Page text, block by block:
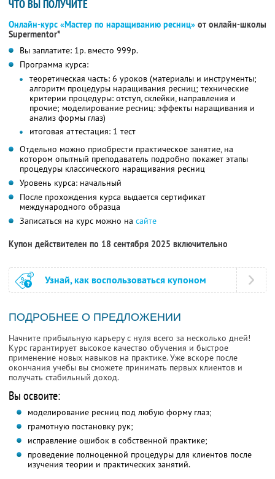
ЧТО ВЫ ПОЛУЧИТЕ
Онлайн-курс «Мастер по наращиванию ресниц» от онлайн-школы
Supermentor*
Вы заплатите: 1р. вместо 999р.
Программа курса:
теоретическая часть: 6 уроков (материалы и инструменты;
алгоритм процедуры наращивания ресниц; технические
критерии процедуры: отступ, склейки, направления и
прочие; моделирование ресниц: эффекты наращивания и
анализ формы глаз)
итоговая аттестация: 1 тест
Отдельно можно приобрести практическое занятие, на
котором опытный преподаватель подробно покажет этапы
процедуры классического наращивания ресниц
Уровень курса: начальный
После прохождения курса выдается сертификат
международного образца
Записаться на курс можно на сайте
Купон действителен по 18 сентября 2025 включительно
Узнай, как воспользоваться купоном
ПОДРОБНЕЕ О ПРЕДЛОЖЕНИИ
Начните прибыльную карьеру с нуля всего за несколько дней!
Курс гарантирует высокое качество обучения и быстрое
применение новых навыков на практике. Уже вскоре после
окончания учебы вы сможете принимать первых клиентов и
получать стабильный доход.
Вы освоите:
моделирование ресниц под любую форму глаз;
грамотную постановку рук;
исправление ошибок в собственной практике;
проведение полноценной процедуры для клиентов после
изучения теории и практических занятий.